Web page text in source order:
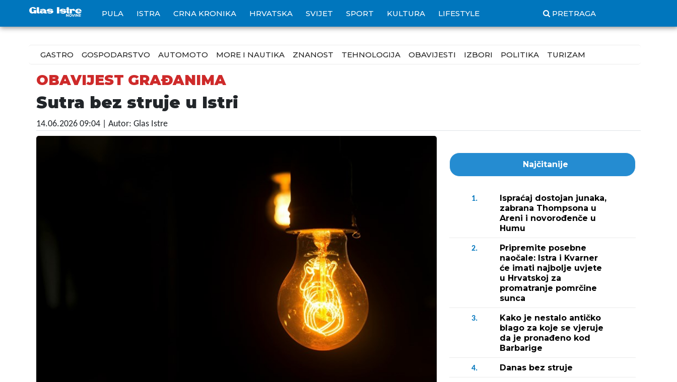
PULA ISTRA CRNA KRONIKA HRVATSKA SVIJET SPORT KULTURA LIFESTYLE PRETRAGA
GASTRO GOSPODARSTVO AUTOMOTO MORE I NAUTIKA ZNANOST TEHNOLOGIJA OBAVIJESTI IZBORI POLITIKA TURIZAM
OBAVIJEST GRAĐANIMA
Sutra bez struje u Istri
14.06.2026 09:04 | Autor: Glas Istre
Najčitanije
1.
Ispraćaj dostojan junaka,
zabrana Thompsona u
Areni i novorođenče u
Humu
2.
Pripremite posebne
naočale: Istra i Kvarner
će imati najbolje uvjete
u Hrvatskoj za
promatranje pomrčine
sunca
3.
Kako je nestalo antičko
blago za koje se vjeruje
da je pronađeno kod
Barbarige
4. Danas bez struje